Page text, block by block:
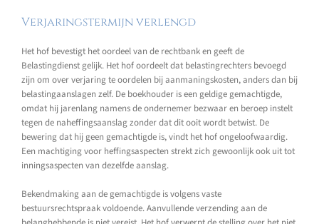
Verjaringstermijn verlengd
Het hof bevestigt het oordeel van de rechtbank en geeft de
Belastingdienst gelijk. Het hof oordeelt dat belastingrechters bevoegd
zijn om over verjaring te oordelen bij aanmaningskosten, anders dan bij
belastingaanslagen zelf. De boekhouder is een geldige gemachtigde,
omdat hij jarenlang namens de ondernemer bezwaar en beroep instelt
tegen de naheffingsaanslag zonder dat dit ooit wordt betwist. De
bewering dat hij geen gemachtigde is, vindt het hof ongeloofwaardig.
Een machtiging voor heffingsaspecten strekt zich gewoonlijk ook uit tot
inningsaspecten van dezelfde aanslag.
Bekendmaking aan de gemachtigde is volgens vaste
bestuursrechtspraak voldoende. Aanvullende verzending aan de